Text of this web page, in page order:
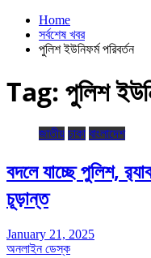
Home
সর্বশেষ খবর
পুলিশ ইউনিফর্ম পরিবর্তন
Tag: পুলিশ
জাতীয় ঢাকা বাংলাদেশ
বদলে যাচ্ছে পুলিশ,
চূড়ান্ত
January 21, 2025
অনলাইন ডেস্ক